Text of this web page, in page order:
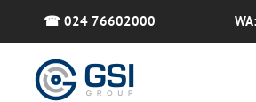
☎ 024 76602000